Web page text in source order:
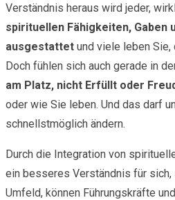
Verständnis heraus wird jeder,
spirituellen Fähigkeiten, Gaben
ausgestattet und viele leben Sie,
Doch fühlen sich auch gerade in
am Platz, nicht Erfüllt oder
oder wie Sie leben. Und das darf
schnellstmöglich ändern.
Durch die Integration von
ein besseres Verständnis für
Umfeld, können Führungskräfte